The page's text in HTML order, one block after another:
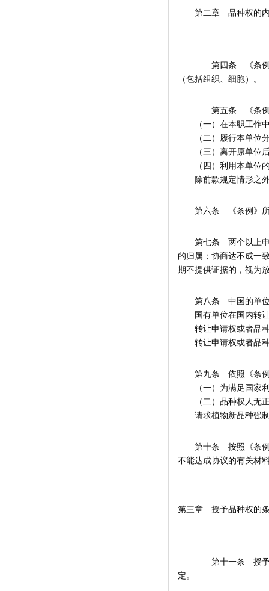
第二章 品种权的
第四条 《条例》
（包括组织、细胞）。
第五条 《条例
（一）在本职工作中
（二）履行本单位分
（三）离开原单位后
（四）利用本单位的
除前款规定情形之外
第六条 《条例》所称
第七条 两个以上申请
的归属；协商达不成一
期不提供证据的，视为
第八条 中国的单位或
国有单位在国内转让
转让申请权或者品种
转让申请权或者品种
第九条 依照《条例》
（一）为满足国家利
（二）品种权人无正
请求植物新品种强制
第十条 按照《条例》
不能达成协议的有关材
第三章 授予品种权的
第十一条 授予品
定。